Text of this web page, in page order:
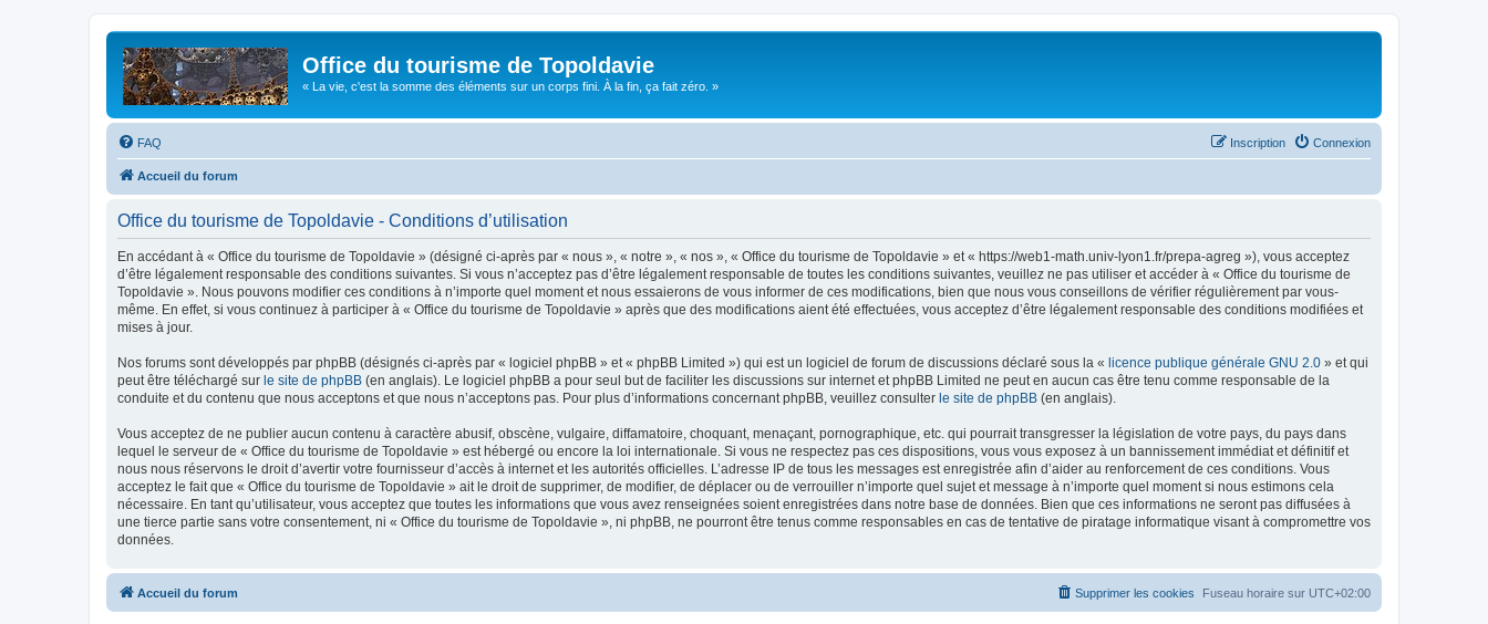
Office du tourisme de Topoldavie
« La vie, c'est la somme des éléments sur un corps fini. À la fin, ça fait zéro. »
FAQ Connexion
Inscription
Accueil du forum
Office du tourisme de Topoldavie - Conditions d’utilisation
En accédant à « Office du tourisme de Topoldavie » (désigné ci-après par « nous », « notre », « nos », « Office du tourisme de Topoldavie » et « https://web1-math.univ-lyon1.fr/prepa-agreg »), vous acceptez
d’être légalement responsable des conditions suivantes. Si vous n’acceptez pas d’être légalement responsable de toutes les conditions suivantes, veuillez ne pas utiliser et accéder à « Office du tourisme de
Topoldavie ». Nous pouvons modifier ces conditions à n’importe quel moment et nous essaierons de vous informer de ces modifications, bien que nous vous conseillons de vérifier régulièrement par vous-
même. En effet, si vous continuez à participer à « Office du tourisme de Topoldavie » après que des modifications aient été effectuées, vous acceptez d’être légalement responsable des conditions modifiées et
mises à jour.
Nos forums sont développés par phpBB (désignés ci-après par « logiciel phpBB » et « phpBB Limited ») qui est un logiciel de forum de discussions déclaré sous la « licence publique générale GNU 2.0 » et qui
peut être téléchargé sur le site de phpBB (en anglais). Le logiciel phpBB a pour seul but de faciliter les discussions sur internet et phpBB Limited ne peut en aucun cas être tenu comme responsable de la
conduite et du contenu que nous acceptons et que nous n’acceptons pas. Pour plus d’informations concernant phpBB, veuillez consulter le site de phpBB (en anglais).
Vous acceptez de ne publier aucun contenu à caractère abusif, obscène, vulgaire, diffamatoire, choquant, menaçant, pornographique, etc. qui pourrait transgresser la législation de votre pays, du pays dans
lequel le serveur de « Office du tourisme de Topoldavie » est hébergé ou encore la loi internationale. Si vous ne respectez pas ces dispositions, vous vous exposez à un bannissement immédiat et définitif et
nous nous réservons le droit d’avertir votre fournisseur d’accès à internet et les autorités officielles. L’adresse IP de tous les messages est enregistrée afin d’aider au renforcement de ces conditions. Vous
acceptez le fait que « Office du tourisme de Topoldavie » ait le droit de supprimer, de modifier, de déplacer ou de verrouiller n’importe quel sujet et message à n’importe quel moment si nous estimons cela
nécessaire. En tant qu’utilisateur, vous acceptez que toutes les informations que vous avez renseignées soient enregistrées dans notre base de données. Bien que ces informations ne seront pas diffusées à
une tierce partie sans votre consentement, ni « Office du tourisme de Topoldavie », ni phpBB, ne pourront être tenus comme responsables en cas de tentative de piratage informatique visant à compromettre vos
données.
Accueil du forum Fuseau horaire sur UTC+02:00
Supprimer les cookies